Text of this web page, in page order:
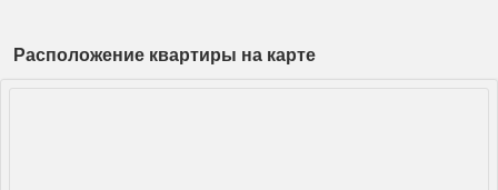
Расположение квартиры на карте